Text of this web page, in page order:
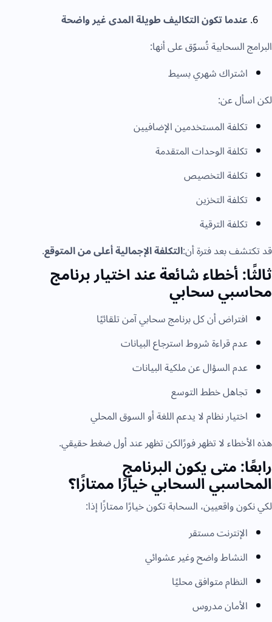
عندما تكون التكاليف طويلة المدى غير واضحة
السحابية تُسوّق على أنها:
اشتراك شهري بسيط
اسأل عن:
تكلفة المستخدمين الإضافيين
تكلفة الوحدات المتقدمة
تكلفة التخصيص
تكلفة التخزين
تكلفة الترقية
تكتشف بعد فترة أن:التكلفة الإجمالية أعلى من المتوقع.
أخطاء شائعة عند اختيار برنامج
سحابي
افتراض أن كل برنامج سحابي آمن تلقائيًا
عدم قراءة شروط استرجاع البيانات
عدم السؤال عن ملكية البيانات
تجاهل خطط التوسع
اختيار نظام لا يدعم اللغة أو السوق المحلي
الأخطاء لا تظهر فورًالكن تظهر عند أول ضغط حقيقي.
متى يكون البرنامج
السحابي خيارًا ممتازًا؟
نكون واقعيين، السحابة تكون خيارًا ممتازًا إذا:
الإنترنت مستقر
النشاط واضح وغير عشوائي
النظام متوافق محليًا
الأمان مدروس